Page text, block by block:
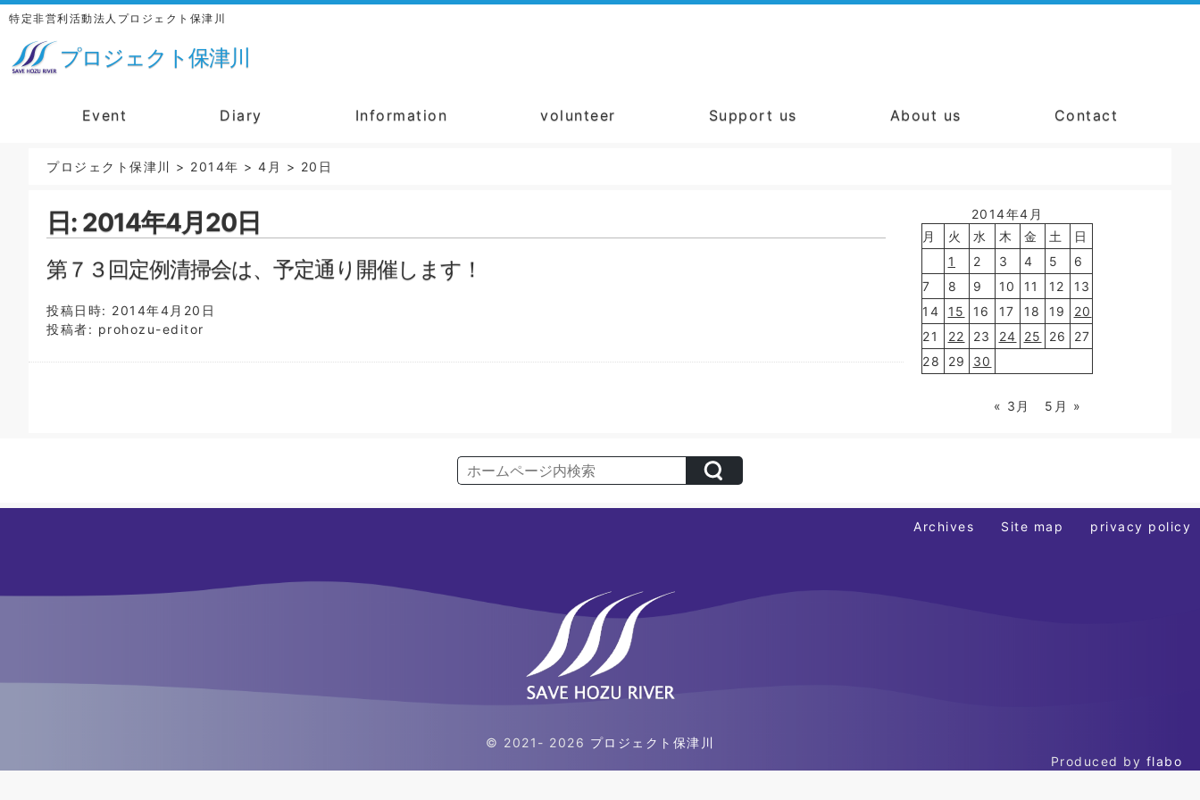
特定非営利活動法人プロジェクト保津川
プロジェクト保津川
Event Diary Information volunteer Support us About us Contact
プロジェクト保津川 > 2014年 > 4月 > 20日
日: 2014年4月20日
第７３回定例清掃会は、予定通り開催します！
投稿日時: 2014年4月20日
投稿者: prohozu-editor
2014年4月
月
火 水 木 金 土
日
1
2 3 4 5
6
7
8 9 10 11 12
13
14
15 16 17 18 19
20
21
22 23 24 25 26
27
28
29 30
« 3月 5月 »
Archives Site map privacy policy
© 2021- 2026 プロジェクト保津川
Produced by flabo